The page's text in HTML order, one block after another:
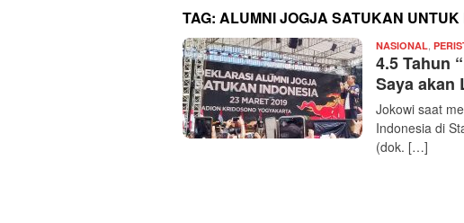
TAG: ALUMNI JOGJA SATUKAN UNTUK
NASIONAL
4.5 Tahun
Saya akan
Jokowi saat
Indonesia di
(dok. […]